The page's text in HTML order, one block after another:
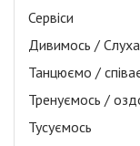
Сервіси
Дивимось /
Танцюємо /
Тренуємось /
Тусуємось